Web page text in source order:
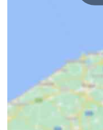
Natuur
Het
Contact